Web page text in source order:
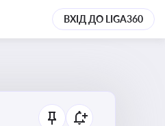
ВХІД ДО LIGA360